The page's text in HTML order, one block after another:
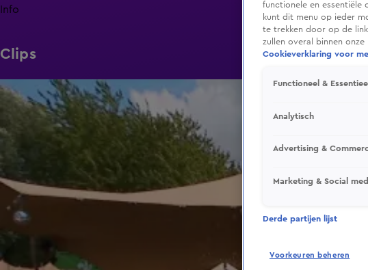
Info
Clips
1:14
functionele en essentiële
kunt dit menu op ieder
te trekken door op de
zullen overal binnen
Cookieverklaring voor
Functioneel & Essentieel
Analytisch
Advertising &
Marketing & Social
Derde partijen lijst
Voorkeuren beheren